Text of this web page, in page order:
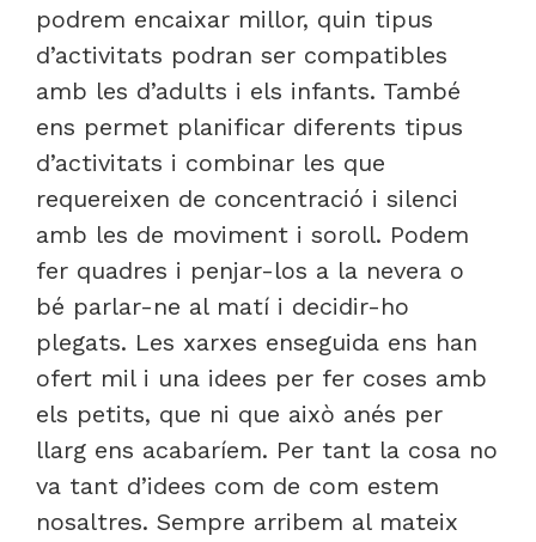
podrem encaixar millor, quin tipus
d’activitats podran ser compatibles
amb les d’adults i els infants. També
ens permet planificar diferents tipus
d’activitats i combinar les que
requereixen de concentració i silenci
amb les de moviment i soroll. Podem
fer quadres i penjar-los a la nevera o
bé parlar-ne al matí i decidir-ho
plegats. Les xarxes enseguida ens han
ofert mil i una idees per fer coses amb
els petits, que ni que això anés per
llarg ens acabaríem. Per tant la cosa no
va tant d’idees com de com estem
nosaltres. Sempre arribem al mateix